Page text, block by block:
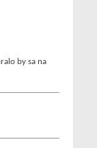
by sa na